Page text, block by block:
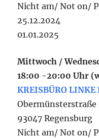
25.12.2024
01.01.2025
18:00 -20:00 Uhr
KREISBÜRO LINKE
Obermünsterstraße
93047 Regensburg